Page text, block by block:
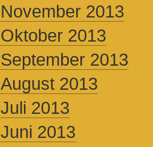
November 2013
Oktober 2013
September 2013
August 2013
Juli 2013
Juni 2013